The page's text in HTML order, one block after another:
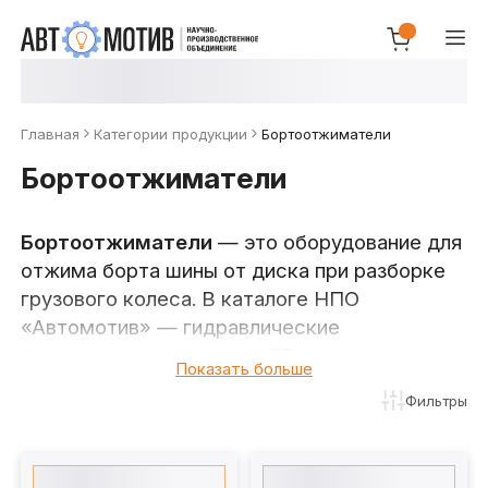
Главная Категории продукции Бортоотжиматели
Бортоотжиматели
Бортоотжиматели — это оборудование для
отжима борта шины от диска при разборке
грузового колеса. В каталоге НПО
«Автомотив» — гидравлические
пятиэлементных и трёхэлементных дисков и
— под колёса грузовых автомобилей,
Показать больше
Фильтры